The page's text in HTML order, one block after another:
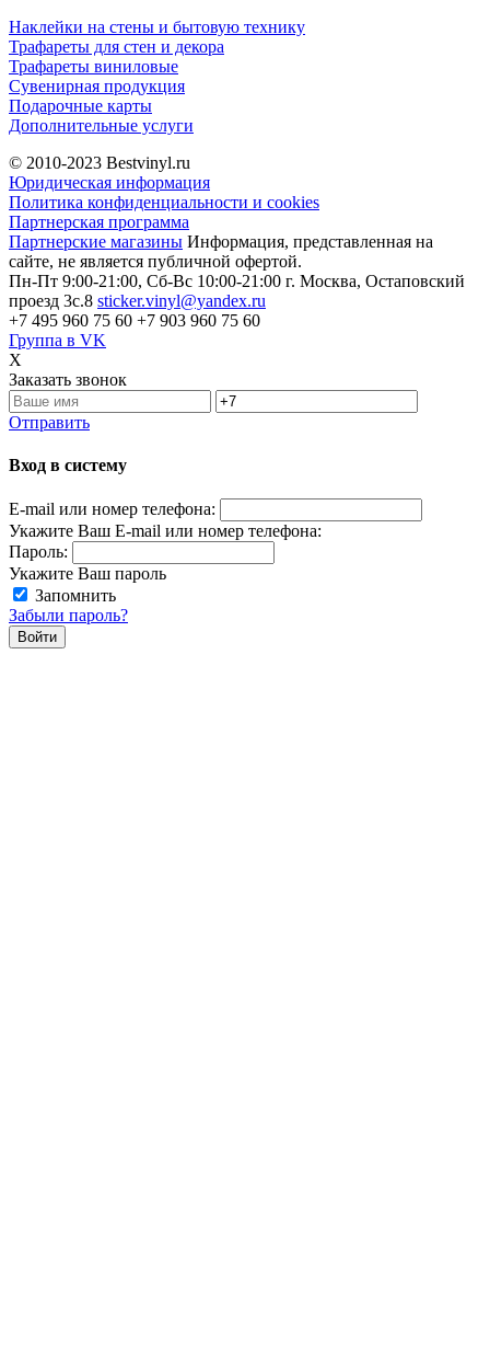
Наклейки на стены и бытовую технику
Трафареты для стен и декора
Трафареты виниловые
Сувенирная продукция
Подарочные карты
Дополнительные услуги
© 2010-2023 Bestvinyl.ru
Юридическая информация
Политика конфиденциальности и cookies
Партнерская программа
Партнерские магазины Информация, представленная на
сайте, не является публичной офертой.
Пн-Пт 9:00-21:00, Сб-Вс 10:00-21:00 г. Москва, Остаповский
проезд 3с.8 sticker.vinyl@yandex.ru
+7 495 960 75 60 +7 903 960 75 60
Группа в VK
X
Заказать звонок
Отправить
Вход в систему
E-mail или номер телефона:
Укажите Ваш E-mail или номер телефона:
Пароль:
Укажите Ваш пароль
Запомнить
Забыли пароль?